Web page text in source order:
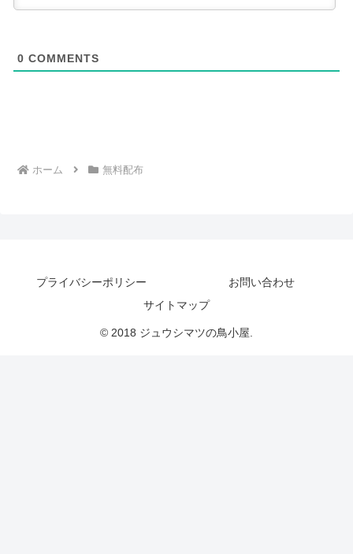
0 COMMENTS
ホーム 無料配布
プライバシーポリシー
お問い合わせ
サイトマップ
© 2018 ジュウシマツの鳥小屋.